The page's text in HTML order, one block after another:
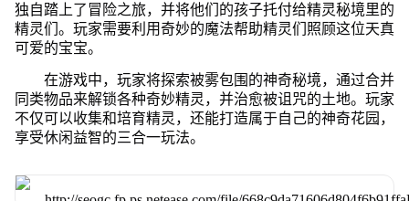
独自踏上了冒险之旅，并将他们的孩子托付给精灵秘境里的
精灵们。玩家需要利用奇妙的魔法帮助精灵们照顾这位天真
可爱的宝宝。
在游戏中，玩家将探索被雾包围的神奇秘境，通过合并
同类物品来解锁各种奇妙精灵，并治愈被诅咒的土地。玩家
不仅可以收集和培育精灵，还能打造属于自己的神奇花园，
享受休闲益智的三合一玩法。